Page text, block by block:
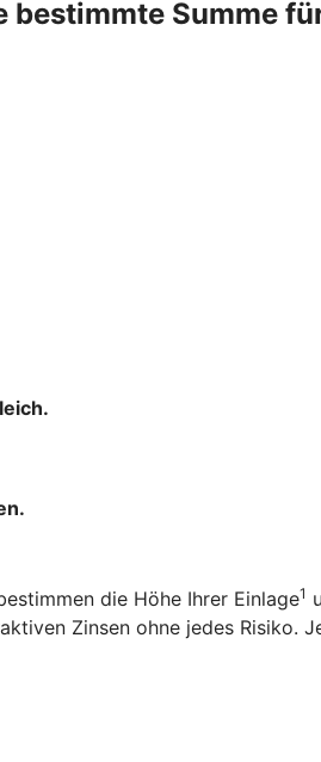
bestimmte Summe
die Höhe Ihrer Einlage1
Zinsen ohne jedes Risiko.